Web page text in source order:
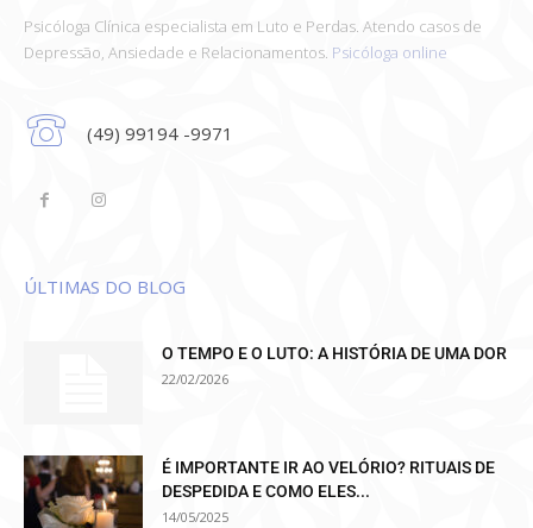
Psicóloga Clínica especialista em Luto e Perdas. Atendo casos de
Depressão, Ansiedade e Relacionamentos. Psicóloga online
(49) 99194 -9971
ÚLTIMAS DO BLOG
O TEMPO E O LUTO: A HISTÓRIA DE UMA DOR
22/02/2026
É IMPORTANTE IR AO VELÓRIO? RITUAIS DE
DESPEDIDA E COMO ELES...
14/05/2025